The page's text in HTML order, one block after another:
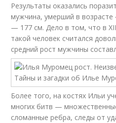
Результаты оказались
мужчина, умерший в возрасте
— 177 см. Дело в том, что в
такой человек считался
средний рост мужчины
Более того, на костях Ильи
многих битв —
сломанные ребра, следы от